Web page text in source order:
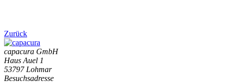
Zurück
capacura GmbH
Haus Auel 1
53797 Lohmar
Besuchsadresse